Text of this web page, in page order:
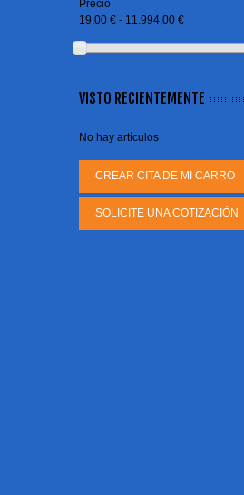
Precio
19,00 € - 11.994,00 €
VISTO RECIENTEMENTE
No hay artículos
CREAR CITA DE MI CARRO
SOLICITE UNA COTIZACIÓN